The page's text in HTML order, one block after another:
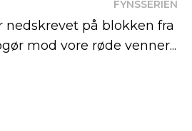
FYNSSERIEN
nedskrevet på blokken fra
mod vore røde venner...